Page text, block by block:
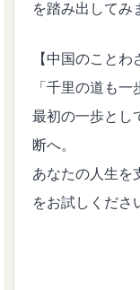
を踏み出してみ
【中国のことわ
「千里の道も一
最初の一歩とし
断へ。
あなたの人生を
をお試しくださ